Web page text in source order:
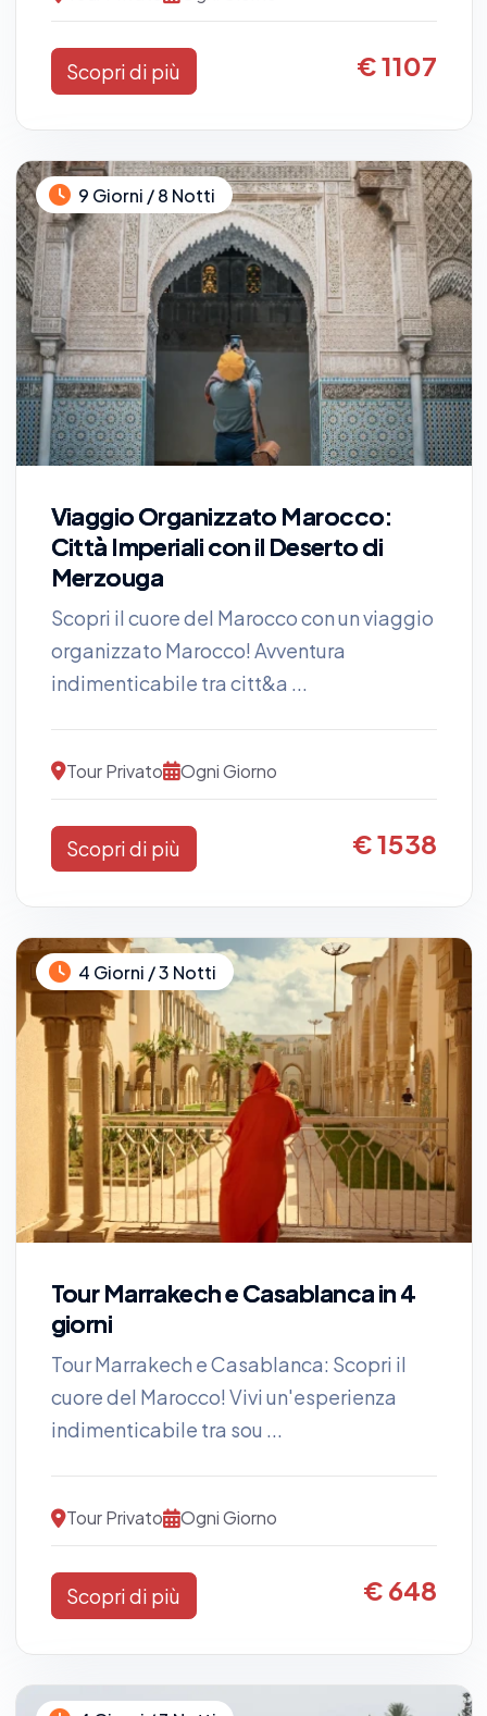
Scopri di più € 1107
9 Giorni / 8 Notti
Viaggio Organizzato Marocco:
Città Imperiali con il Deserto di
Merzouga
Scopri il cuore del Marocco con un viaggio
organizzato Marocco! Avventura
indimenticabile tra citt&a ...
Tour Privato Ogni Giorno
Scopri di più € 1538
4 Giorni / 3 Notti
Tour Marrakech e Casablanca in 4
giorni
Tour Marrakech e Casablanca: Scopri il
cuore del Marocco! Vivi un'esperienza
indimenticabile tra sou ...
Tour Privato Ogni Giorno
Scopri di più € 648